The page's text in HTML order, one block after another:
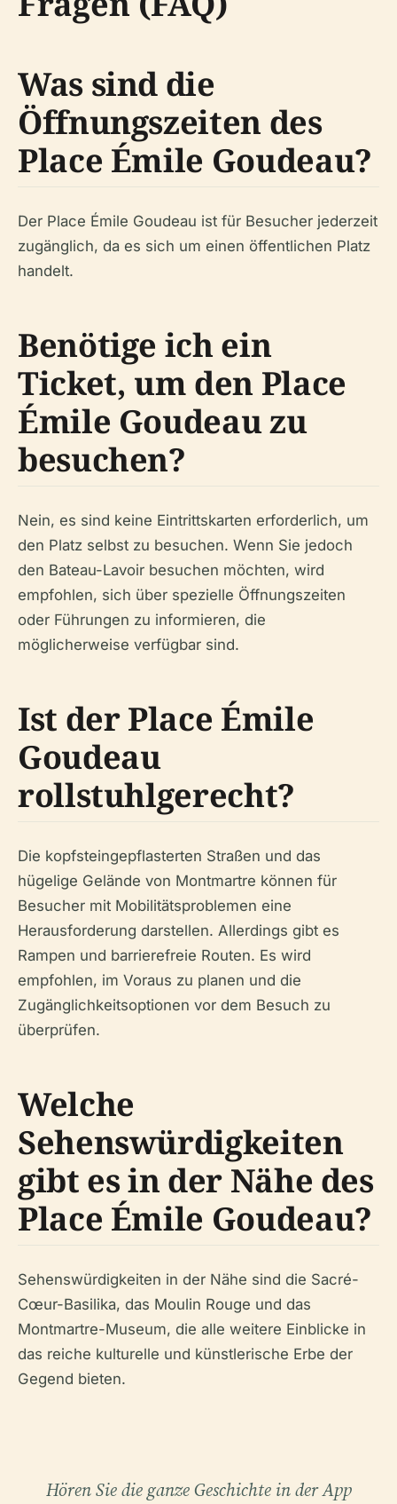
Was sind die
Öffnungszeiten des
Place Émile Goudeau?
Der Place Émile Goudeau ist für Besucher jederzeit
zugänglich, da es sich um einen öffentlichen Platz
handelt.
Benötige ich ein
Ticket, um den Place
Émile Goudeau zu
besuchen?
Nein, es sind keine Eintrittskarten erforderlich, um
den Platz selbst zu besuchen. Wenn Sie jedoch
den Bateau-Lavoir besuchen möchten, wird
empfohlen, sich über spezielle Öffnungszeiten
oder Führungen zu informieren, die
möglicherweise verfügbar sind.
Ist der Place Émile
Goudeau
rollstuhlgerecht?
Die kopfsteingepflasterten Straßen und das
hügelige Gelände von Montmartre können für
Besucher mit Mobilitätsproblemen eine
Herausforderung darstellen. Allerdings gibt es
Rampen und barrierefreie Routen. Es wird
empfohlen, im Voraus zu planen und die
Zugänglichkeitsoptionen vor dem Besuch zu
überprüfen.
Welche
Sehenswürdigkeiten
gibt es in der Nähe des
Place Émile Goudeau?
Sehenswürdigkeiten in der Nähe sind die Sacré-
Cœur-Basilika, das Moulin Rouge und das
Montmartre-Museum, die alle weitere Einblicke in
das reiche kulturelle und künstlerische Erbe der
Gegend bieten.
Hören Sie die ganze Geschichte in der App